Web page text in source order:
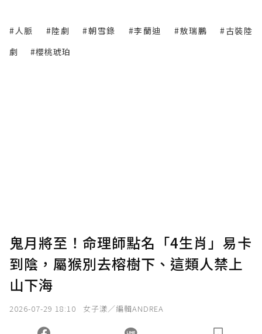
#人脈 #陸劇 #朝雪錄 #李蘭迪 #敖瑞鵬
#古裝陸
劇
#櫻桃琥珀
鬼月將至！命理師點名「4生肖」易卡
到陰，屬猴別去榕樹下、這類人禁上
山下海
2026-07-29 18:10 女子漾／編輯ANDREA